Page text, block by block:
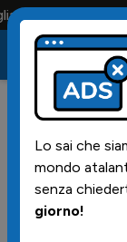
solo i tifosi la
02/06/2026 |
Da
regno
Lo sai che
mondo
senza
giorno!